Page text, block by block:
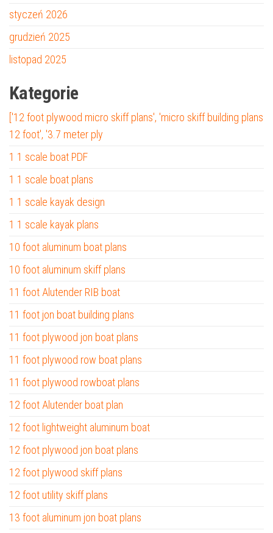
styczeń 2026
grudzień 2025
listopad 2025
Kategorie
['12 foot plywood micro skiff plans', 'micro skiff building plans
12 foot', '3.7 meter ply
1 1 scale boat PDF
1 1 scale boat plans
1 1 scale kayak design
1 1 scale kayak plans
10 foot aluminum boat plans
10 foot aluminum skiff plans
11 foot Alutender RIB boat
11 foot jon boat building plans
11 foot plywood jon boat plans
11 foot plywood row boat plans
11 foot plywood rowboat plans
12 foot Alutender boat plan
12 foot lightweight aluminum boat
12 foot plywood jon boat plans
12 foot plywood skiff plans
12 foot utility skiff plans
13 foot aluminum jon boat plans